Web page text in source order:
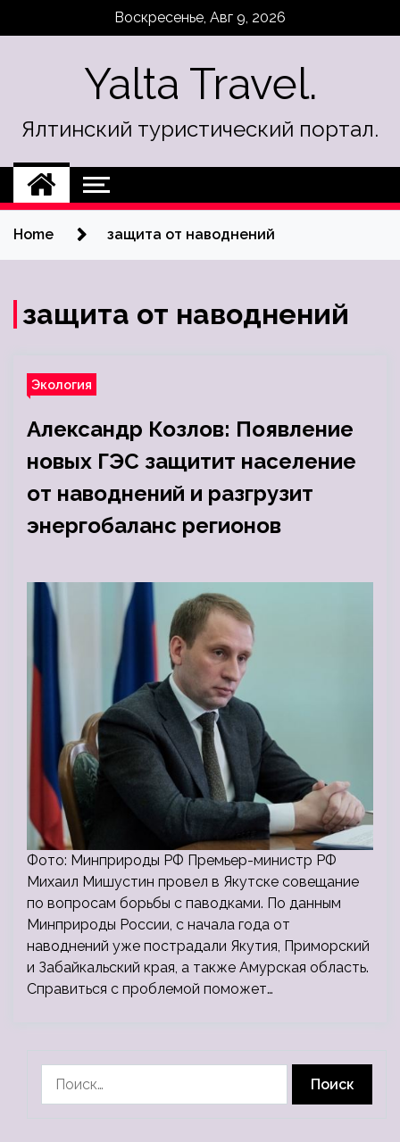
Воскресенье, Авг 9, 2026
Yalta Travel.
Ялтинский туристический портал.
Home защита от наводнений
защита от наводнений
Экология
Александр Козлов: Появление
новых ГЭС защитит население
от наводнений и разгрузит
энергобаланс регионов
Фото: Минприроды РФ Премьер-министр РФ
Михаил Мишустин провел в Якутске совещание
по вопросам борьбы с паводками. По данным
Минприроды России, с начала года от
наводнений уже пострадали Якутия, Приморский
и Забайкальский края, а также Амурская область.
Справиться с проблемой поможет…